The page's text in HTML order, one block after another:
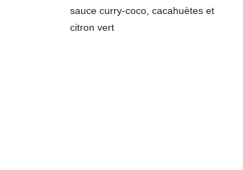
sauce curry-coco, cacahuètes et
citron vert